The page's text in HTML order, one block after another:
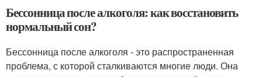
Бессонница после алкоголя: как восстановить
нормальный сон?
Бессонница после алкоголя - это распространенная
проблема, с которой сталкиваются многие люди. Она